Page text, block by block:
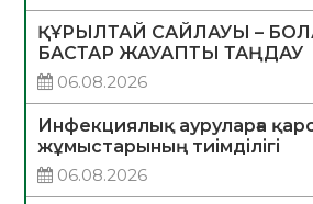
ҚҰРЫЛТАЙ САЙЛАУЫ –
БАСТАР ЖАУАПТЫ ТАҢДАУ
06.08.2026
Инфекциялық ауруларға
жұмыстарының тиімділігі
06.08.2026